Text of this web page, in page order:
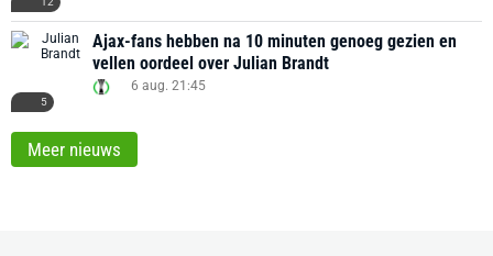
5
Ajax-fans hebben na 10 minuten genoeg gezien en
vellen oordeel over Julian Brandt
6 aug. 21:45
Meer nieuws